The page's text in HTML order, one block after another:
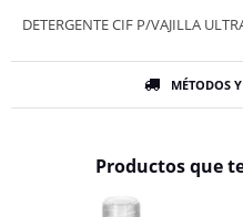
DETERGENTE CIF P/VAJILLA
MÉTODOS
Productos que